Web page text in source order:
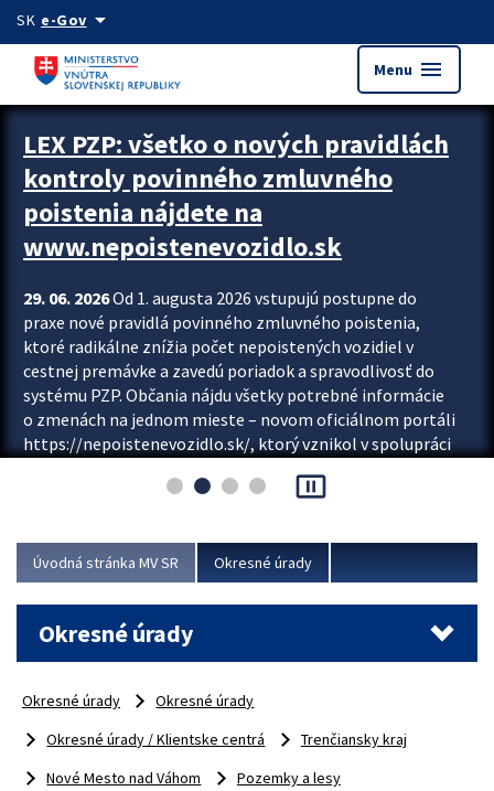
Preskocit na hlavný obsah
SK e-Govarrow_drop_down
Menu menu
Zastavit automatický posun upútavok
LEX PZP: všetko o nových pravidlách
kontroly povinného zmluvného
poistenia nájdete na
www.nepoistenevozidlo.sk
29. 06. 2026Od 1. augusta 2026 vstupujú postupne do
praxe nové pravidlá povinného zmluvného poistenia,
ktoré radikálne znížia počet nepoistených vozidiel v
cestnej premávke a zavedú poriadok a spravodlivosť do
systému PZP. Občania nájdu všetky potrebné informácie
o zmenách na jednom mieste – novom oficiálnom portáli
https://nepoistenevozidlo.sk/, ktorý vznikol v spolupráci
asociácie poisťovní (SLASPO) a Ministerstva vnútra SR.
Viac
pause_presentation
Úvodná stránka MV SR Okresné úrady
Okresné úrady
Okresné úrady
Okresné úrady
Okresné úrady / Klientske centrá
Trenčiansky kraj
Nové Mesto nad Váhom
Pozemky a lesy